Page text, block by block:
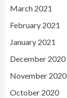
March 2021
February 2021
January 2021
December 2020
November 2020
October 2020